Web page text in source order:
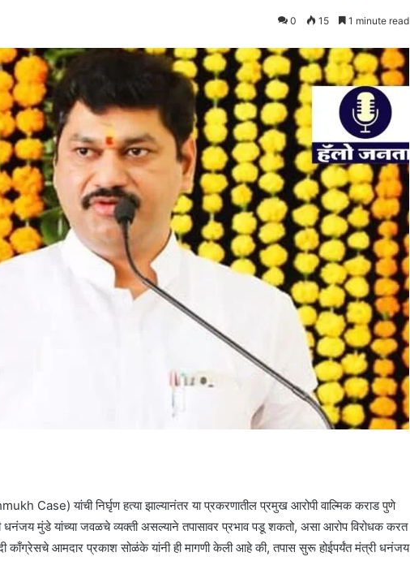
0 15 1 minute read
Case) यांची निर्घृण हत्या झाल्यानंतर या प्रकरणातील प्रमुख आरोपी वाल्मिक कराड पुणे
मुंडे यांच्या जवळचे व्यक्ती असल्याने तपासावर प्रभाव पडू शकतो, असा आरोप विरोधक करत
काँग्रेसचे आमदार प्रकाश सोळंके यांनी ही मागणी केली आहे की, तपास सुरू होईपर्यंत मंत्री धनंजय